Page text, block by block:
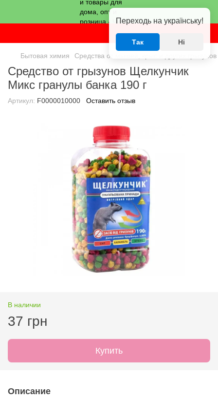
Бытовая химия Средства от мышей, крыс и других грызунов
Средство от грызунов Щелкунчик
Микс гранулы банка 190 г
Артикул: F0000010000 Оставить отзыв
В наличии
37 грн
Купить
Описание
Переходь на українську!
Так Ні